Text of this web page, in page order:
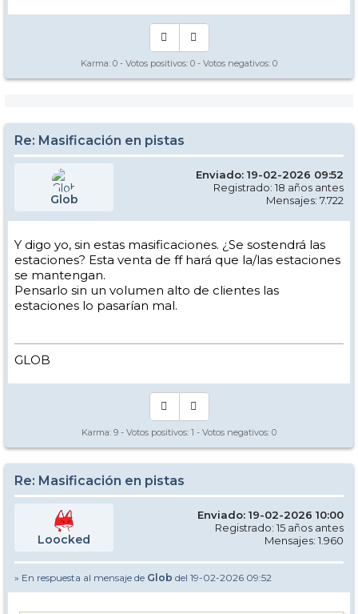
Karma: 0 - Votos positivos: 0 - Votos negativos: 0
Re: Masificación en pistas
Glob
Enviado: 19-02-2026 09:52
Registrado: 18 años antes
Mensajes: 7.722
Y digo yo, sin estas masificaciones. ¿Se sostendrá las
estaciones? Esta venta de ff hará que la/las estaciones
se mantengan.
Pensarlo sin un volumen alto de clientes las
estaciones lo pasarían mal.
GLOB
Karma: 9 - Votos positivos: 1 - Votos negativos: 0
Re: Masificación en pistas
Loocked
Enviado: 19-02-2026 10:00
Registrado: 15 años antes
Mensajes: 1.960
» En respuesta al mensaje de Glob del 19-02-2026 09:52